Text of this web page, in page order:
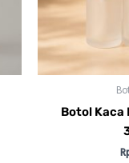
Botol Kaca